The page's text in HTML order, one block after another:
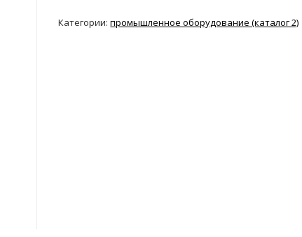
Категории:промышленное оборудование (каталог 2)